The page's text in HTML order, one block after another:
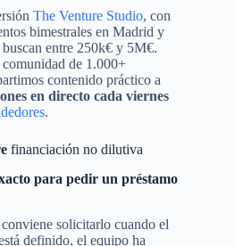
The Venture Studio, con
bimestrales en Madrid y
entre 250k€ y 5M€.
de 1.000+
contenido práctico a
en directo cada viernes
.
financiación no dilutiva
para pedir un préstamo
solicitarlo cuando el
definido, el equipo ha